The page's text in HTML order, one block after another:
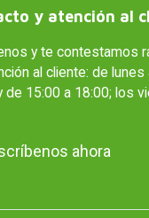
y atención al
y te contestamos
al cliente: de
de 15:00 a 18:00; los
ahora